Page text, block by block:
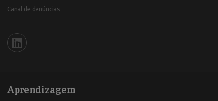
Canal de denúncias
Iberinform en Linkedin
Aprendizagem